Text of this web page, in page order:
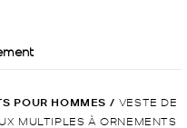
POUR HOMMES / VESTE DE
MULTIPLES À ORNEMENTS